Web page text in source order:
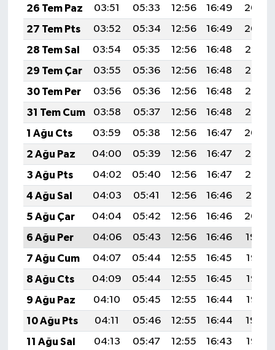
26 Tem Paz
03:51 05:33 12:56 16:49
20:09
27 Tem Pts
03:52 05:34 12:56 16:49
20:09
28 Tem Sal
03:54 05:35 12:56 16:48
20:08
29 Tem Çar
03:55 05:36 12:56 16:48
20:07
30 Tem Per
03:56 05:36 12:56 16:48
20:06
31 Tem Cum
03:58 05:37 12:56 16:48
20:05
1 Ağu Cts
03:59 05:38 12:56 16:47
20:04
2 Ağu Paz
04:00 05:39 12:56 16:47
20:03
3 Ağu Pts
04:02 05:40 12:56 16:47
20:02
4 Ağu Sal
04:03 05:41 12:56 16:46
20:01
5 Ağu Çar
04:04 05:42 12:56 16:46
20:00
6 Ağu Per
04:06 05:43 12:56 16:46
19:59
7 Ağu Cum
04:07 05:44 12:55 16:45
19:57
8 Ağu Cts
04:09 05:44 12:55 16:45
19:56
9 Ağu Paz
04:10 05:45 12:55 16:44
19:55
10 Ağu Pts
04:11 05:46 12:55 16:44
19:54
11 Ağu Sal
04:13 05:47 12:55 16:43
19:53